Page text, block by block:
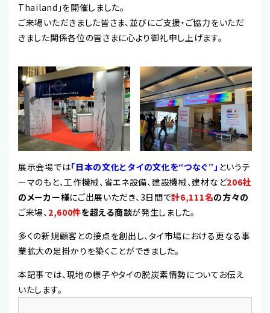
Thailand」を開催しました。
ご来場いただきました皆さま、並びにご支援・ご協力をいただ
きました関係各位の皆さまに心より御礼申し上げます。
展示会場では「日本の文化とタイの文化を“つなぐ”」 というテ
ーマのもと、工作機械、省エネ設備、建設機械、建材など206社
のメーカー様にご出展いただき、3日間で計6,111名の方々の
ご来場、 2,600件を超える商談が発生しました。
多くの新規顧客との接点を創出し、タイ市場における更なる事
業拡大の足掛かりを築くことができました。
本記事では、現地の様子やタイの脱炭素情勢についてお伝え
いたします。